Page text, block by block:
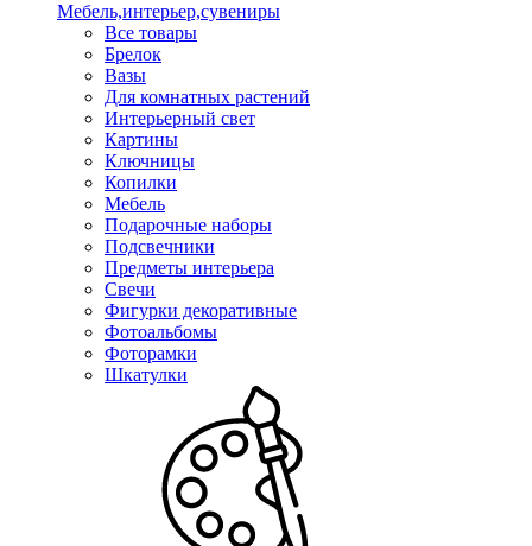
Мебель,интерьер,сувениры
Все товары
Брелок
Вазы
Для комнатных растений
Интерьерный свет
Картины
Ключницы
Копилки
Мебель
Подарочные наборы
Подсвечники
Предметы интерьера
Свечи
Фигурки декоративные
Фотоальбомы
Фоторамки
Шкатулки